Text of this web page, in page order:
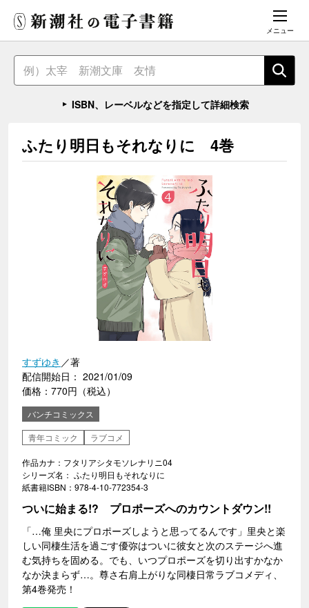
メニュー
ISBN、レーベルなどを指定して詳細検索
ふたり明日もそれなりに 4巻
すずゆき ／著
配信開始日： 2021/01/09
価格：770円（税込）
バンチコミックス
青年コミック
ラブコメ
作品カナ：フタリアシタモソレナリニ04
シリーズ名： ふたり明日もそれなりに
紙書籍ISBN：978-4-10-772354-3
ついに始まる!? プロポーズへのカウントダウン!!
「…俺 里央にプロポーズしようと思ってるんです」里央と楽
しい同棲生活を過ごす優弥はついに彼女と次のステージへ進
む気持ちを固める。でも、いつプロポーズを切り出すかなか
なか決まらず…。尊さ右肩上がりな同棲日常ラブコメディ、
第4巻発売！